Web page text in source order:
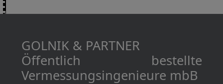
GOLNIK & PARTNER
Öffentlich bestellte
Vermessungs­­ingenieure mbB